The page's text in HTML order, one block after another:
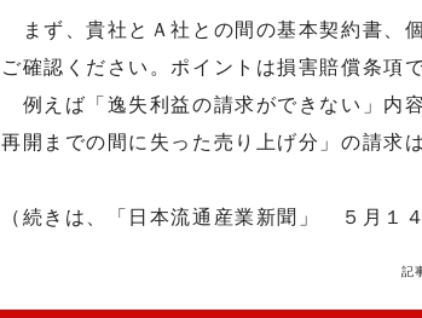
まず、貴社とＡ社との間の基本契約書、
ご確認ください。ポイントは損害賠償条項で
例えば「逸失利益の請求ができない」内
再開までの間に失った売り上げ分」の請求
（続きは、「日本流通産業新聞」 ５月１４
記